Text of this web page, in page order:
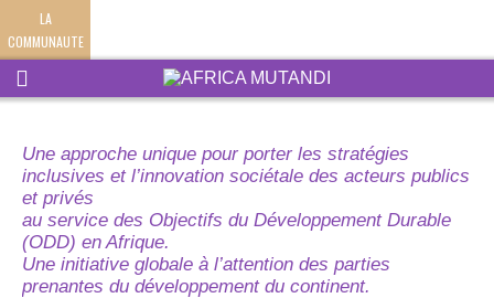
LA
COMMUNAUTE
Une approche unique pour porter les stratégies
inclusives et l’innovation sociétale des acteurs publics
et privés
au service des Objectifs du Développement Durable
(ODD) en Afrique.
Une initiative globale à l’attention des parties
prenantes du développement du continent.